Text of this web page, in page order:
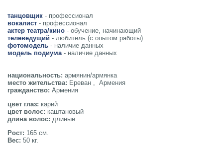
танцовщик - профессионал
вокалист - профессионал
актер театра/кино - обучение, начинающий
телеведущий - любитель (с опытом работы)
фотомодель - наличие данных
модель подиума - наличие данных
национальность: армянин/армянка
место жительства: Ереван , Армения
гражданство: Армения
цвет глаз: карий
цвет волос: каштановый
длина волос: длиные
Рост: 165 см.
Вес: 50 кг.